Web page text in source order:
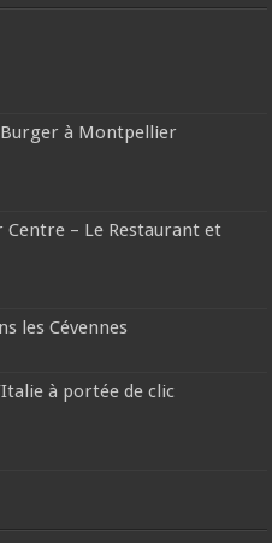
à Montpellier
– Le Restaurant et
les Cévennes
à portée de clic